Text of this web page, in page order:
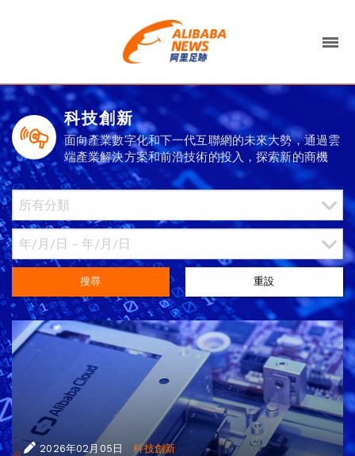
科技創新
面向產業數字化和下一代互聯網的未來大勢，通過雲
端產業解決方案和前沿技術的投入，探索新的商機
搜尋 重設
2026年02月05日 |科技創新